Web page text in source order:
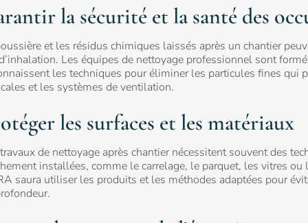
la sécurité et la santé des
et les résidus chimiques laissés après un chantier
Les équipes de nettoyage professionnel sont
les techniques pour éliminer les particules fines qui
et les systèmes de ventilation.
les surfaces et les matériaux
de nettoyage après chantier nécessitent souvent des
installées, comme le carrelage, le parquet, les vitres
saura utiliser les produits et les méthodes adaptées pour